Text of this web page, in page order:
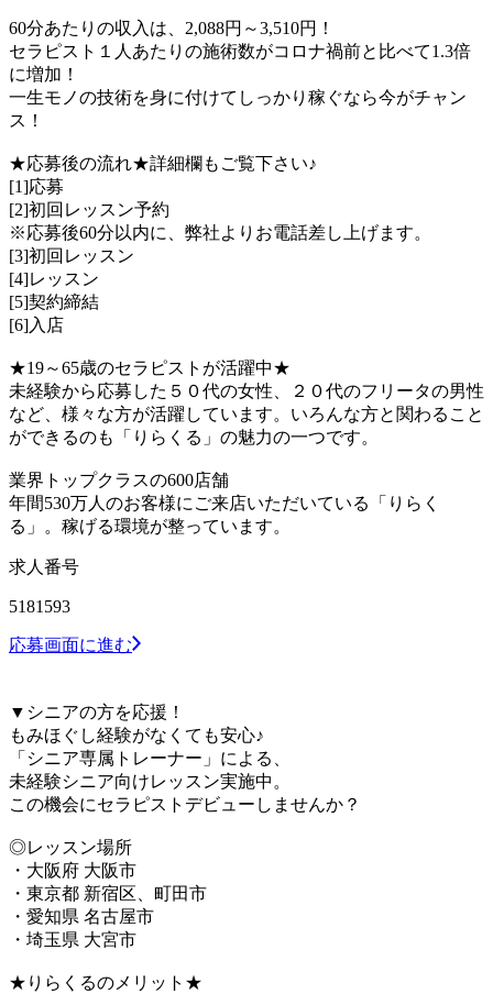
60分あたりの収入は、2,088円～3,510円！
セラピスト１人あたりの施術数がコロナ禍前と比べて1.3倍
に増加！
一生モノの技術を身に付けてしっかり稼ぐなら今がチャン
ス！
★応募後の流れ★詳細欄もご覧下さい♪
[1]応募
[2]初回レッスン予約
※応募後60分以内に、弊社よりお電話差し上げます。
[3]初回レッスン
[4]レッスン
[5]契約締結
[6]入店
★19～65歳のセラピストが活躍中★
未経験から応募した５０代の女性、２０代のフリータの男性
など、様々な方が活躍しています。いろんな方と関わること
ができるのも「りらくる」の魅力の一つです。
業界トップクラスの600店舗
年間530万人のお客様にご来店いただいている「りらく
る」。稼げる環境が整っています。
求人番号
5181593
応募画面に進む
▼シニアの方を応援！
もみほぐし経験がなくても安心♪
「シニア専属トレーナー」による、
未経験シニア向けレッスン実施中。
この機会にセラピストデビューしませんか？
◎レッスン場所
・大阪府 大阪市
・東京都 新宿区、町田市
・愛知県 名古屋市
・埼玉県 大宮市
★りらくるのメリット★